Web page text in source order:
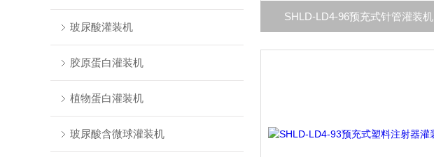
玻尿酸灌装机
胶原蛋白灌装机
植物蛋白灌装机
玻尿酸含微球灌装机
SHLD-LD4-96预充式针管灌装机